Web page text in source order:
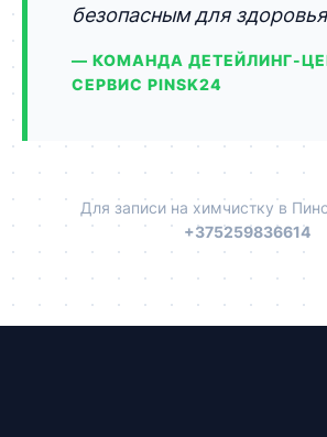
безопасным для
— КОМАНДА ДЕТЕЙЛИНГ-
СЕРВИС PINSK24
Для записи на химчистку в
+375259836614